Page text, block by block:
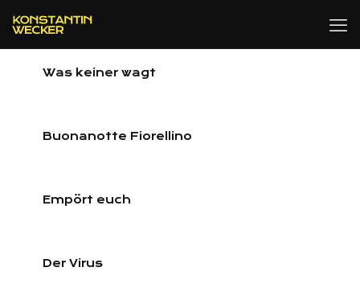
Was keiner wagt
Buonanotte Fiorellino
Empört euch
Der Virus